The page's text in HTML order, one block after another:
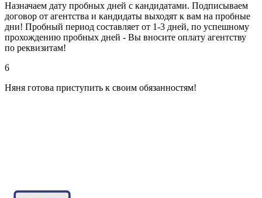
Назначаем дату пробных дней с кандидатами. Подписываем
договор от агентства и кандидаты выходят к вам на пробные
дни! Пробный период составляет от 1-3 дней, по успешному
прохождению пробных дней - Вы вносите оплату агентству
по реквизитам!
6
Няня готова приступить к своим обязанностям!